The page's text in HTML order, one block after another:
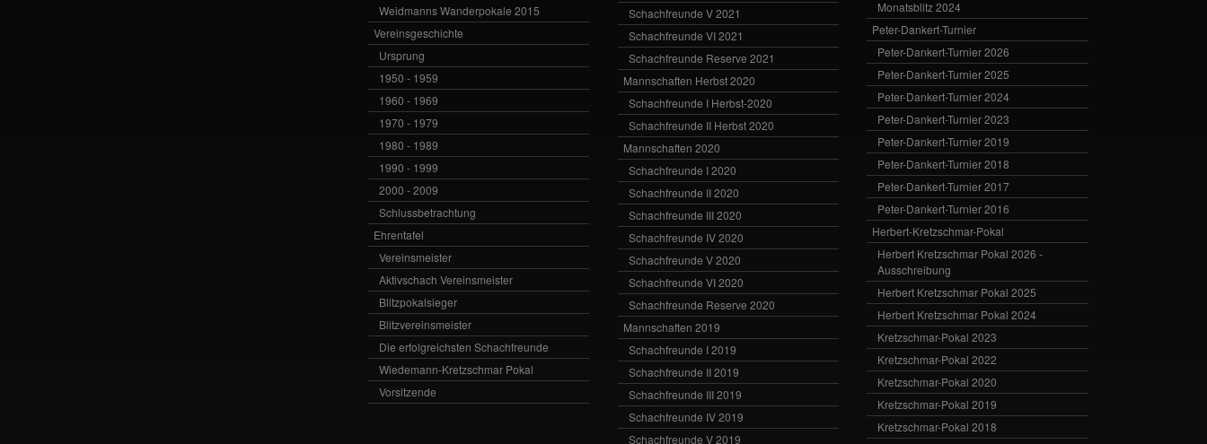
Weidmanns Wanderpokale 2015
Vereinsgeschichte
Ursprung
1950 - 1959
1960 - 1969
1970 - 1979
1980 - 1989
1990 - 1999
2000 - 2009
Schlussbetrachtung
Ehrentafel
Vereinsmeister
Aktivschach Vereinsmeister
Blitzpokalsieger
Blitzvereinsmeister
Die erfolgreichsten Schachfreunde
Wiedemann-Kretzschmar Pokal
Vorsitzende
Schachfreunde V 2021
Schachfreunde VI 2021
Schachfreunde Reserve 2021
Mannschaften Herbst 2020
Schachfreunde I Herbst-2020
Schachfreunde II Herbst 2020
Mannschaften 2020
Schachfreunde I 2020
Schachfreunde II 2020
Schachfreunde III 2020
Schachfreunde IV 2020
Schachfreunde V 2020
Schachfreunde VI 2020
Schachfreunde Reserve 2020
Mannschaften 2019
Schachfreunde I 2019
Schachfreunde II 2019
Schachfreunde III 2019
Schachfreunde IV 2019
Schachfreunde V 2019
Monatsblitz 2024
Peter-Dankert-Turnier
Peter-Dankert-Turnier 2026
Peter-Dankert-Turnier 2025
Peter-Dankert-Turnier 2024
Peter-Dankert-Turnier 2023
Peter-Dankert-Turnier 2019
Peter-Dankert-Turnier 2018
Peter-Dankert-Turnier 2017
Peter-Dankert-Turnier 2016
Herbert-Kretzschmar-Pokal
Herbert Kretzschmar Pokal 2026 -
Ausschreibung
Herbert Kretzschmar Pokal 2025
Herbert Kretzschmar Pokal 2024
Kretzschmar-Pokal 2023
Kretzschmar-Pokal 2022
Kretzschmar-Pokal 2020
Kretzschmar-Pokal 2019
Kretzschmar-Pokal 2018